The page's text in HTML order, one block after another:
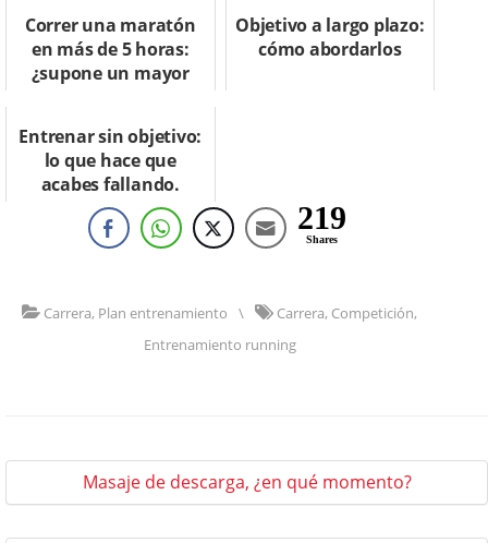
Correr una maratón
en más de 5 horas:
¿supone un mayor
Objetivo a largo plazo:
cómo abordarlos
Entrenar sin objetivo:
lo que hace que
acabes fallando.
219
Shares
Carrera, Plan entrenamiento \ Carrera, Competición,
Entrenamiento running
Masaje de descarga, ¿en qué momento?